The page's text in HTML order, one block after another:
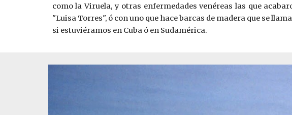
como la Viruela, y otras enfermedades venéreas las que
"Luisa Torres", ó con uno que hace barcas de madera que se
si estuviéramos en Cuba ó en Sudamérica.